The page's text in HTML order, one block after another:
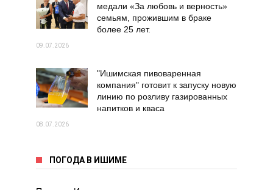
медали «За любовь и верность»
семьям, прожившим в браке
более 25 лет.
09.07.2026
"Ишимская пивоваренная
компания" готовит к запуску новую
линию по розливу газированных
напитков и кваса
08.07.2026
ПОГОДА В ИШИМЕ